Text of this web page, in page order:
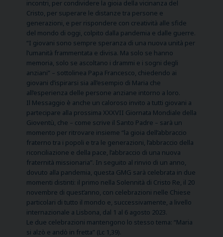
incontri, per condividere la gioia della vicinanza del
Cristo, per superare le distanze tra persone e
generazioni, e per rispondere con creatività alle sfide
del mondo di oggi, colpito dalla pandemia e dalle guerre.
“I giovani sono sempre speranza di una nuova unità per
l’umanità frammentata e divisa. Ma solo se hanno
memoria, solo se ascoltano i drammi e i sogni degli
anziani” – sottolinea Papa Francesco, chiedendo ai
giovani d’ispirarsi sia all’esempio di Maria che
all’esperienza delle persone anziane intorno a loro.
Il Messaggio è anche un caloroso invito a tutti giovani a
partecipare alla prossima XXXVII Giornata Mondiale della
Gioventù, che – come scrive il Santo Padre – sarà un
momento per ritrovare insieme “la gioia dell’abbraccio
fraterno tra i popoli e tra le generazioni, l’abbraccio della
riconciliazione e della pace, l’abbraccio di una nuova
fraternità missionaria”. In seguito al rinvio di un anno,
dovuto alla pandemia, questa GMG sarà celebrata in due
momenti distinti: il primo nella Solennità di Cristo Re, il 20
novembre di quest’anno, con celebrazioni nelle Chiese
particolari di tutto il mondo e, successivamente, a livello
internazionale a Lisbona, dal 1 al 6 agosto 2023.
Le due celebrazioni mantengono lo stesso tema: “Maria
si alzò e andò in fretta” (Lc 1,39).